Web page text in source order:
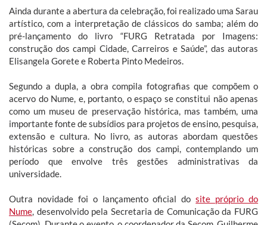
Ainda durante a abertura da celebração, foi realizado uma Sarau
artístico, com a interpretação de clássicos do samba; além do
pré-lançamento do livro “FURG Retratada por Imagens:
construção dos campi Cidade, Carreiros e Saúde”, das autoras
Elisangela Gorete e Roberta Pinto Medeiros.
Segundo a dupla, a obra compila fotografias que compõem o
acervo do Nume, e, portanto, o espaço se constitui não apenas
como um museu de preservação histórica, mas também, uma
importante fonte de subsídios para projetos de ensino, pesquisa,
extensão e cultura. No livro, as autoras abordam questões
históricas sobre a construção dos campi, contemplando um
período que envolve três gestões administrativas da
universidade.
Outra novidade foi o lançamento oficial dosite próprio do
Nume, desenvolvido pela Secretaria de Comunicação da FURG